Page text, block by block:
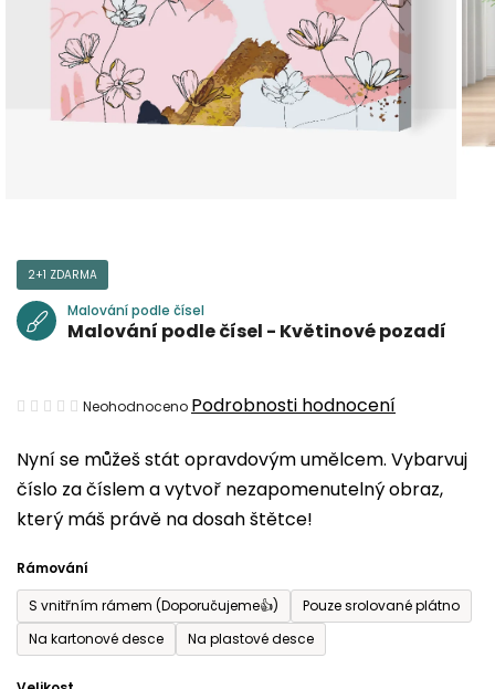
Nyní se můžeš stát opravdovým umělcem. Vybarvuj
číslo za číslem a vytvoř nezapomenutelný obraz,
který máš právě na dosah štětce!
Rámování
S vnitřním rámem (Doporučujeme👍)
Pouze srolované plátno
Na kartonové desce
Na plastové desce
2+1 ZDARMA
Malování podle čísel
Malování podle čísel - Květinové pozadí
Průměrné
produktu
je
0,0
5
hvězdiček.
Neohodnoceno Podrobnosti hodnocení